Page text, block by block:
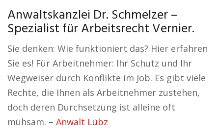
Anwaltskanzlei Dr. Schmelzer –
Spezialist für Arbeitsrecht Vernier.
Sie denken: Wie funktioniert das? Hier erfahren
Sie es! Für Arbeitnehmer: Ihr Schutz und Ihr
Wegweiser durch Konflikte im Job. Es gibt viele
Rechte, die Ihnen als Arbeitnehmer zustehen,
doch deren Durchsetzung ist alleine oft
mühsam. – Anwalt Lübz